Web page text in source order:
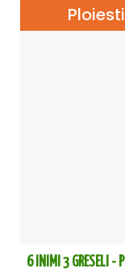
Ploiesti